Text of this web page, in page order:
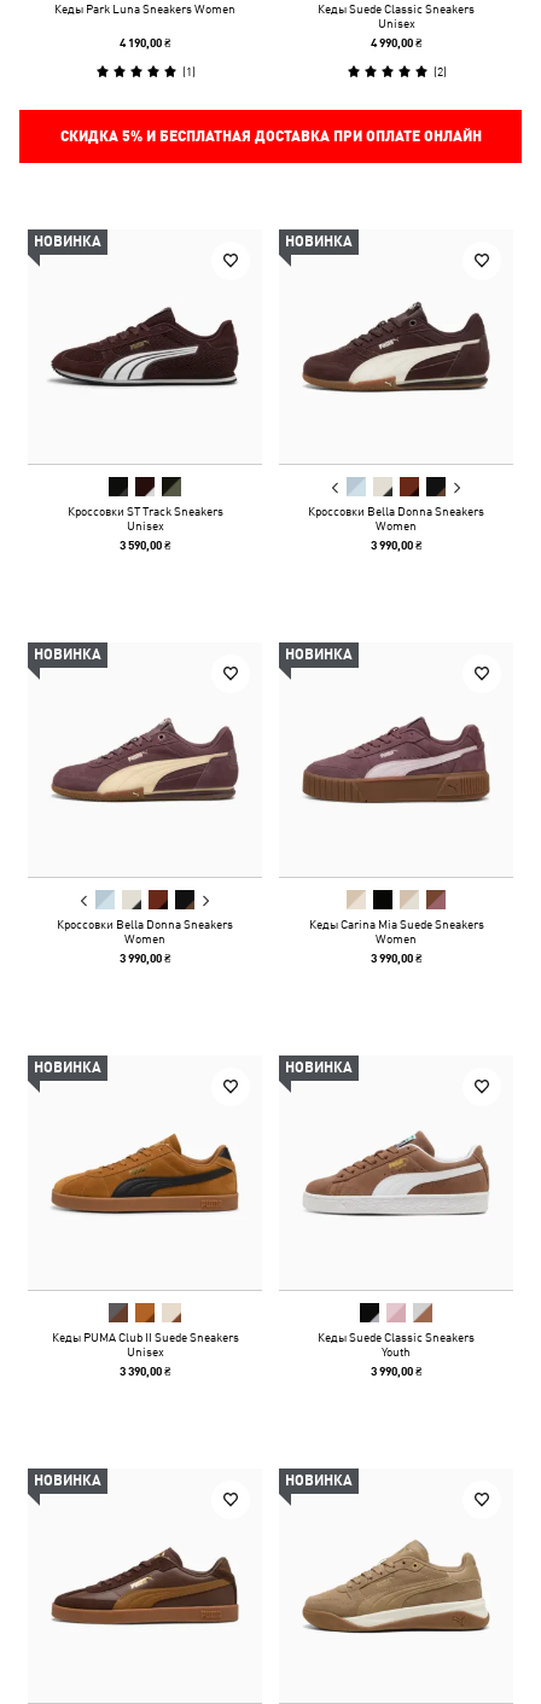
Кеды Park Luna Sneakers Women
4 190,00 ₴
(1)
Кеды Suede Classic Sneakers
Unisex
4 990,00 ₴
(2)
СКИДКА 5%И БЕСПЛАТНАЯ ДОСТАВКА ПРИ ОПЛАТЕ ОНЛАЙН
НОВИНКА
Кроссовки ST Track Sneakers
Unisex
3 590,00 ₴
НОВИНКА
Кроссовки Bella Donna Sneakers
Women
3 990,00 ₴
НОВИНКА
Кроссовки Bella Donna Sneakers
Women
3 990,00 ₴
НОВИНКА
Кеды Carina Mia Suede Sneakers
Women
3 990,00 ₴
НОВИНКА
Кеды PUMA Club II Suede Sneakers
Unisex
3 390,00 ₴
НОВИНКА
Кеды Suede Classic Sneakers
Youth
3 990,00 ₴
НОВИНКА НОВИНКА